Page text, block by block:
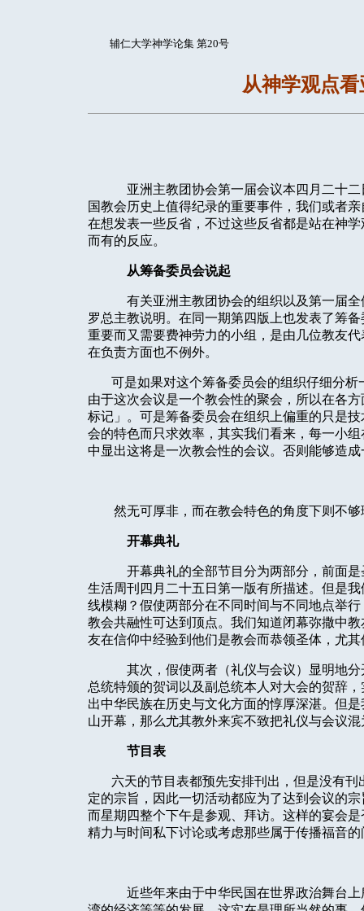
辅仁大学神学论集 第20号
从神学观点
亚洲主教团协会第一届会议本四月二十
国教会历史上值得纪录的重要事件，我们或者
在想发表一些反省，不过这些反省都是站在神
而有的反应。
从筹备委员会说起
有关亚洲主教团协会的组织以及第一届
罗总主教说明。在同一期第四版上也发表了筹
重要而又需要费神劳力的小组，是由几位教友
在负责方面也不例外。
可是如果对这个筹备委员会的组织仔细分
由于这次会议是一个教会性的聚会，所以在各
标记」。可是筹备委员会在组织上偏重的只是
会的特色而只求效率，其实我们看来，每一小
中显出这将是一次教会性的会议。否则能够造
然无可厚非，而在教会特色的角度下则不够
开幕典礼
开幕典礼的全部节目分为两部分，前面
生活周刊四月二十五日第一版有所描述。但是
线模糊？假使两部分在不同时间与不同地点举
教会共融性可达到顶点。我们知道闭幕弥撒中
友在信仰中经验到他们是教会而恭领圣体，尤
其次，假使两者（礼仪与会议）显明地
总统特颁的贺词以及副总统本人对大会的贺辞
出中华民族在历史与文化方面的惇厚深湛。但
山开幕，那么尤其教外来宾不致把礼仪与会议
节目表
六天的节目表都预先安排刊出，但是没有
定的宗旨，因此一切活动都应为了达到会议的
而星期四整个下午是参观、拜访。这样的宴会
精力与时间私下讨论或考虑那些属于传播福音的
近些年来由于中华民国在世界政治舞台